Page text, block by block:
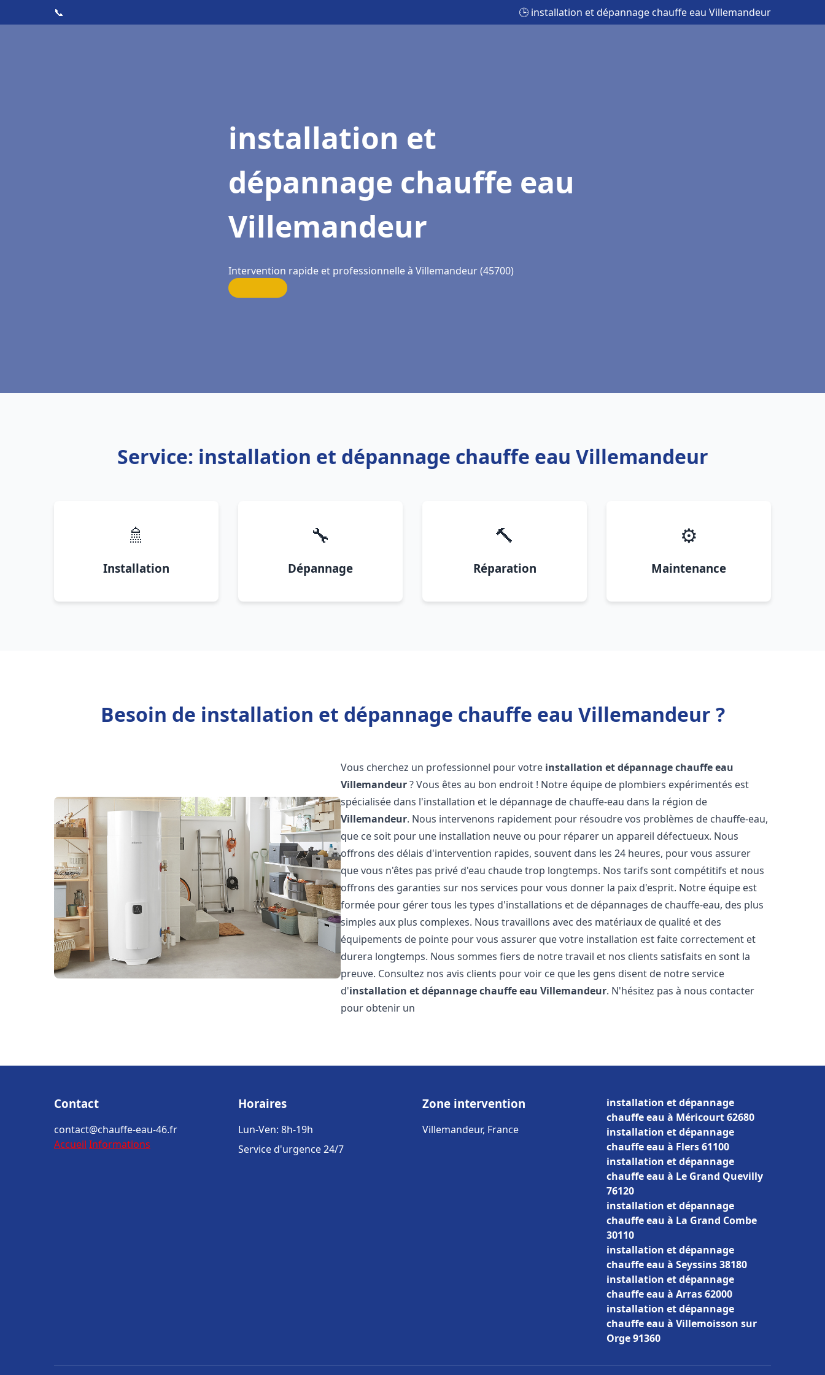
📞 🕒 installation et dépannage chauffe eau Villemandeur
installation et
dépannage chauffe eau
Villemandeur
Intervention rapide et professionnelle à Villemandeur (45700)
Service: installation et dépannage chauffe eau Villemandeur
🚿
Installation
🔧
Dépannage
🔨
Réparation
⚙️
Maintenance
Besoin de installation et dépannage chauffe eau Villemandeur ?
Vous cherchez un professionnel pour votre installation et dépannage chauffe eau
Villemandeur? Vous êtes au bon endroit ! Notre équipe de plombiers expérimentés est
spécialisée dans l'installation et le dépannage de chauffe-eau dans la région de
Villemandeur. Nous intervenons rapidement pour résoudre vos problèmes de chauffe-eau,
que ce soit pour une installation neuve ou pour réparer un appareil défectueux. Nous
offrons des délais d'intervention rapides, souvent dans les 24 heures, pour vous assurer
que vous n'êtes pas privé d'eau chaude trop longtemps. Nos tarifs sont compétitifs et nous
offrons des garanties sur nos services pour vous donner la paix d'esprit. Notre équipe est
formée pour gérer tous les types d'installations et de dépannages de chauffe-eau, des plus
simples aux plus complexes. Nous travaillons avec des matériaux de qualité et des
équipements de pointe pour vous assurer que votre installation est faite correctement et
durera longtemps. Nous sommes fiers de notre travail et nos clients satisfaits en sont la
preuve. Consultez nos avis clients pour voir ce que les gens disent de notre service
d'installation et dépannage chauffe eau Villemandeur. N'hésitez pas à nous contacter
pour obtenir un
Contact
contact@chauffe-eau-46.fr
Accueil Informations
Horaires
Lun-Ven: 8h-19h
Service d'urgence 24/7
Zone intervention
Villemandeur, France
installation et dépannage
chauffe eau à Méricourt 62680
installation et dépannage
chauffe eau à Flers 61100
installation et dépannage
chauffe eau à Le Grand Quevilly
76120
installation et dépannage
chauffe eau à La Grand Combe
30110
installation et dépannage
chauffe eau à Seyssins 38180
installation et dépannage
chauffe eau à Arras 62000
installation et dépannage
chauffe eau à Villemoisson sur
Orge 91360